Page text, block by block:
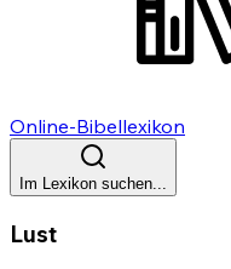
Online-Bibellexikon
Im Lexikon suchen...
Lust